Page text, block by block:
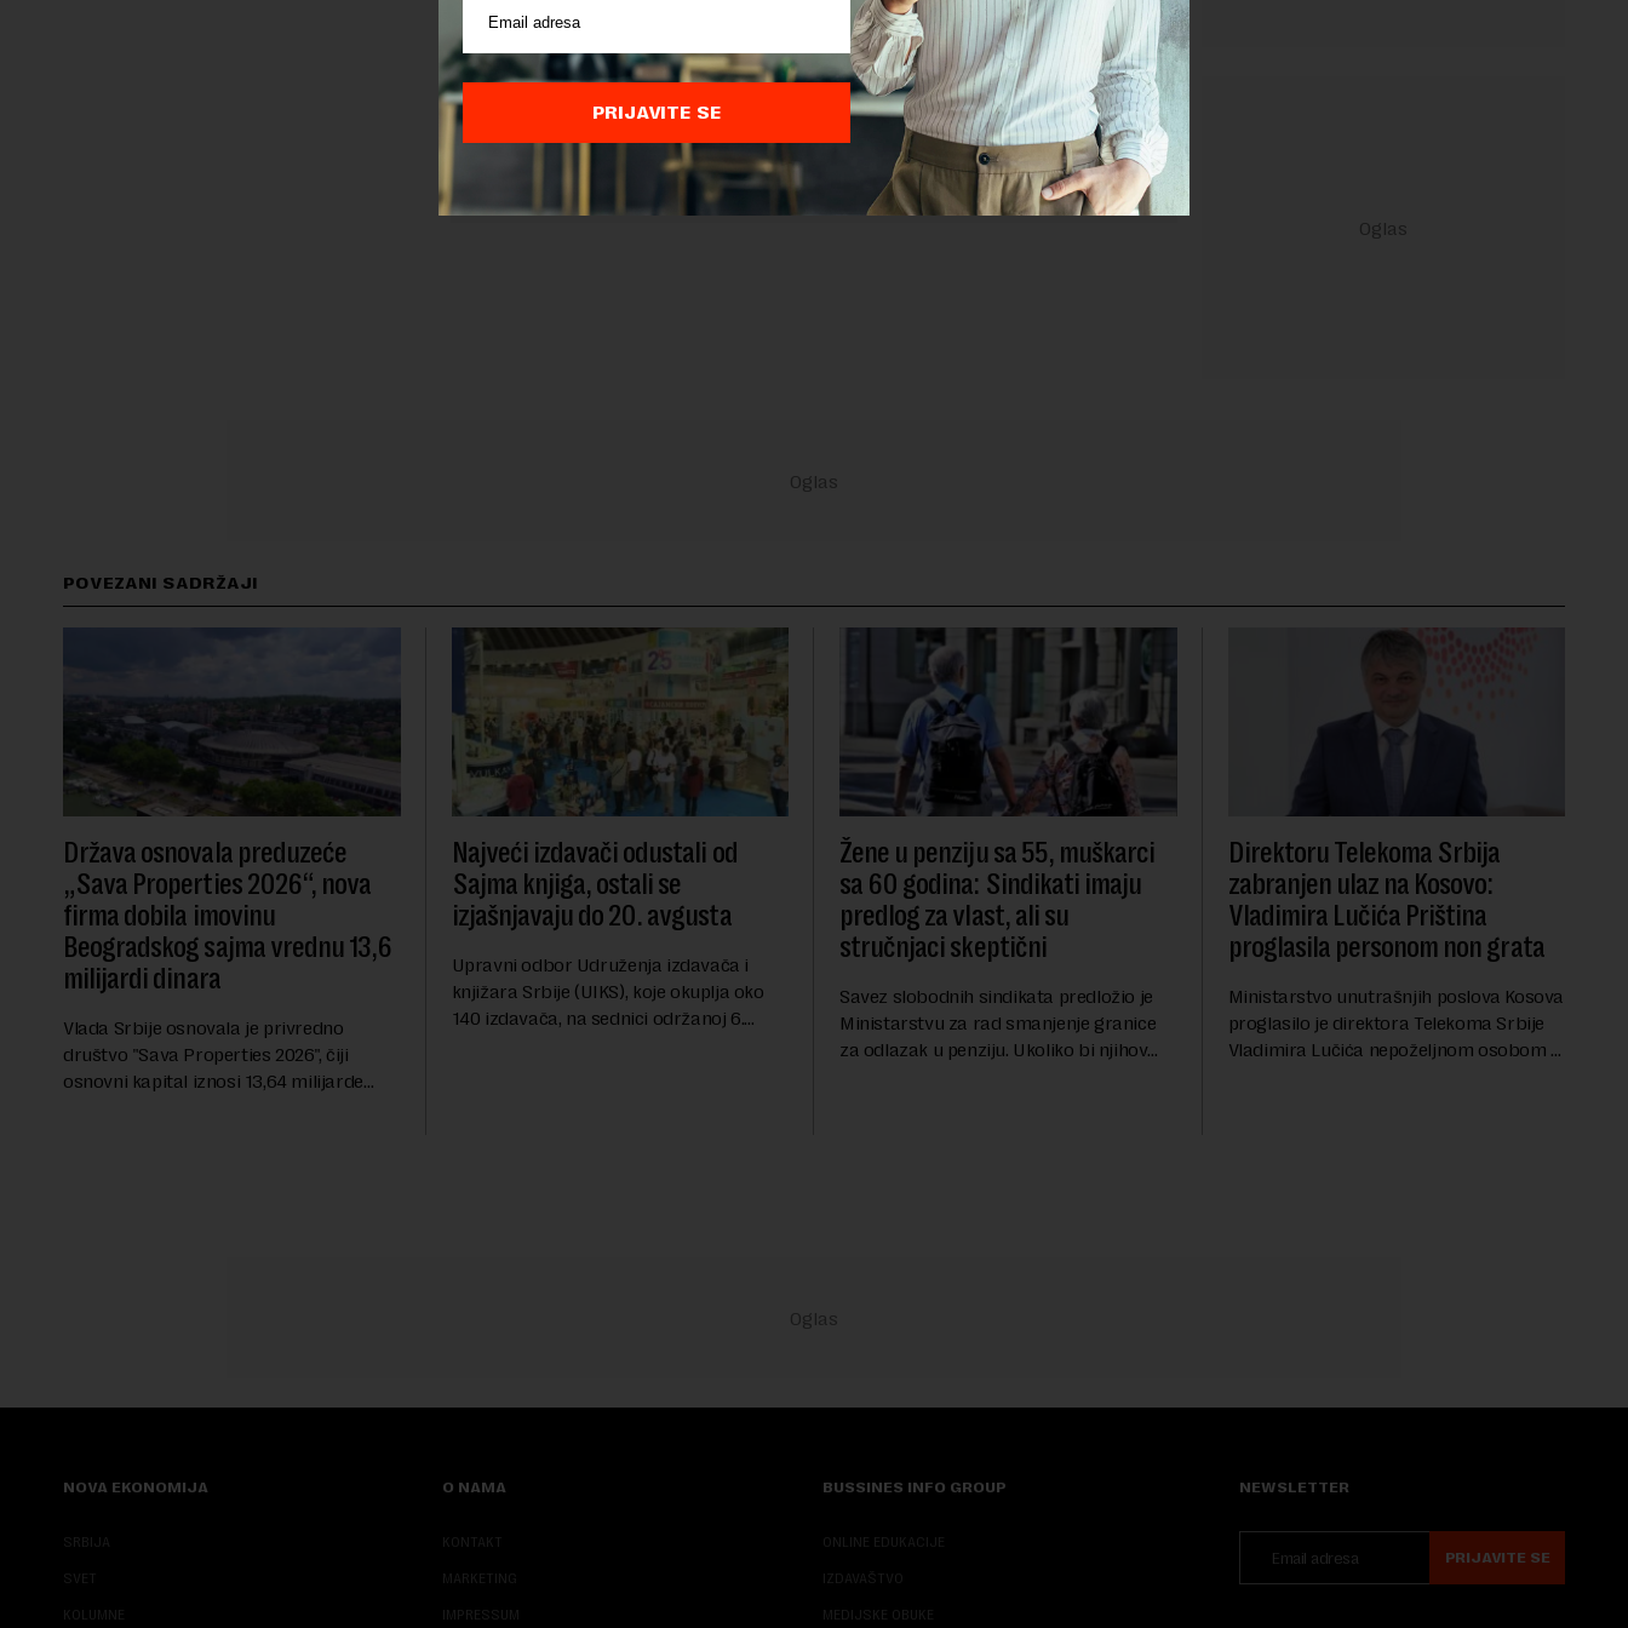
Korišćenjasu primenjeni.
POVEZANI SADRŽAJI
Država osnovala preduzeće
„Sava Properties 2026“, nova
firma dobila imovinu
Beogradskog sajma vrednu 13,6
milijardi dinara
Vlada Srbije osnovala je privredno
društvo "Sava Properties 2026", čiji
osnovni kapital iznosi 13,64 milijarde
Najveći izdavači odustali od
Sajma knjiga, ostali se
izjašnjavaju do 20. avgusta
Upravni odbor Udruženja izdavača i
knjižara Srbije (UIKS), koje okuplja oko
140 izdavača, na sednici održanoj 6.
Žene u penziju sa 55, muškarci
sa 60 godina: Sindikati imaju
predlog za vlast, ali su
stručnjaci skeptični
Savez slobodnih sindikata predložio je
Ministarstvu za rad smanjenje granice
za odlazak u penziju. Ukoliko bi njihov
Direktoru Telekoma Srbija
zabranjen ulaz na Kosovo:
Vladimira Lučića Priština
proglasila personom non grata
Ministarstvo unutrašnjih poslova Kosova
proglasilo je direktora Telekoma Srbije
Vladimira Lučića nepoželjnom osobom i
NOVA EKONOMIJA
SRBIJA
SVET
KOLUMNE
O NAMA
KONTAKT
MARKETING
IMPRESSUM
BUSSINES INFO GROUP
ONLINE EDUKACIJE
IZDAVAŠTVO
MEDIJSKE OBUKE
NEWSLETTER
PRIJAVITE SE
PRIJAVITE SE